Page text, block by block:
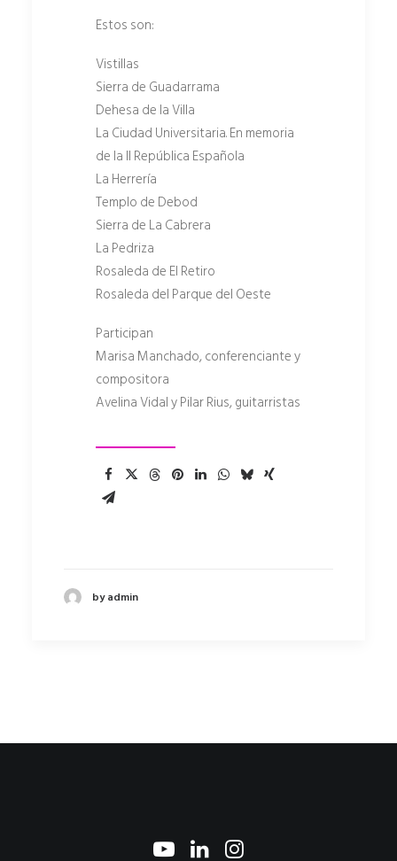
Estos son:
Vistillas
Sierra de Guadarrama
Dehesa de la Villa
La Ciudad Universitaria. En memoria
de la II República Española
La Herrería
Templo de Debod
Sierra de La Cabrera
La Pedriza
Rosaleda de El Retiro
Rosaleda del Parque del Oeste
Participan
Marisa Manchado, conferenciante y
compositora
Avelina Vidal y Pilar Rius, guitarristas
by admin